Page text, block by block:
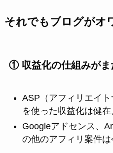
それでもブログがオ
① 収益化の仕組みがま
ASP（アフィリエイト
を使った収益化は健在
Googleアドセンス、
の他のアフィリ案件は